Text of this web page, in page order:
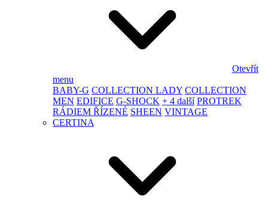
Otevřít
menu
BABY-G COLLECTION LADY COLLECTION
MEN EDIFICE G-SHOCK + 4 další PROTREK
RÁDIEM ŘÍZENÉ SHEEN VINTAGE
CERTINA